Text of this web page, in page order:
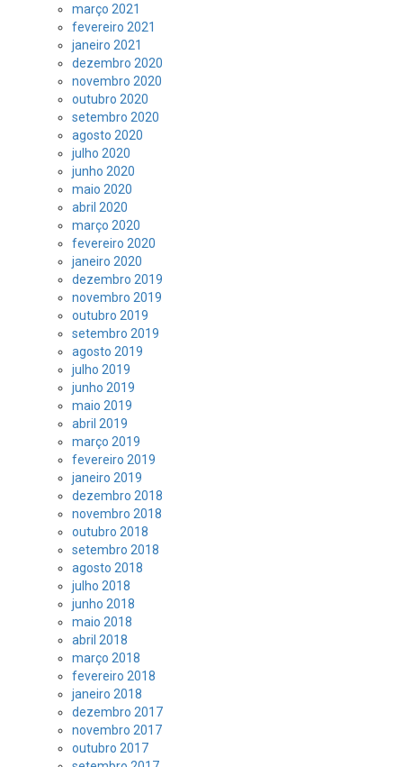
março 2021
fevereiro 2021
janeiro 2021
dezembro 2020
novembro 2020
outubro 2020
setembro 2020
agosto 2020
julho 2020
junho 2020
maio 2020
abril 2020
março 2020
fevereiro 2020
janeiro 2020
dezembro 2019
novembro 2019
outubro 2019
setembro 2019
agosto 2019
julho 2019
junho 2019
maio 2019
abril 2019
março 2019
fevereiro 2019
janeiro 2019
dezembro 2018
novembro 2018
outubro 2018
setembro 2018
agosto 2018
julho 2018
junho 2018
maio 2018
abril 2018
março 2018
fevereiro 2018
janeiro 2018
dezembro 2017
novembro 2017
outubro 2017